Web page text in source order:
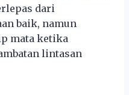
dari
baik, namun
mata ketika
lintasan